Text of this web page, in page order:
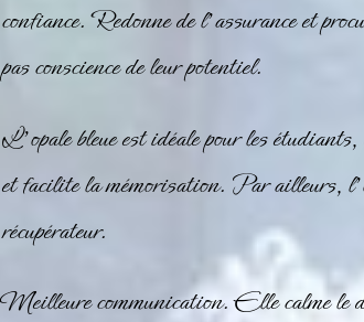
confiance. Redonne de l’assurance et
pas conscience de leur potentiel.
L’opale bleue est idéale pour les
et facilite la mémorisation. Par ailleurs,
récupérateur.
Meilleure communication. Elle calme le